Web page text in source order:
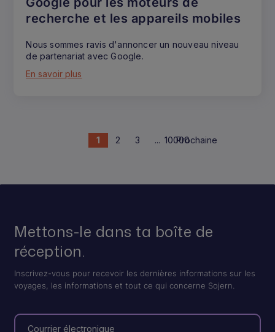
recherche et les appareils mobiles
Nous sommes ravis d'annoncer un nouveau niveau
de partenariat avec Google.
En savoir plus
1 2 3 ... 10000Prochaine
Mettons-le dans ta boîte de
réception.
Inscrivez-vous pour recevoir les dernières informations sur les
voyages, les informations et tout ce qui concerne Sojern.